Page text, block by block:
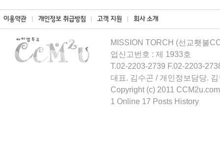
MISSION TORCH (선교횃불
업신고번호 : 제 1933호
T.02-2203-2739 F.02-2203-
대표. 김수곤 / 개인정보담당.
Copyright (c) 2011
1 Online 17 Posts History